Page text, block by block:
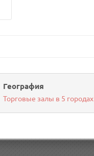
География
Торговые залы в 5 городах